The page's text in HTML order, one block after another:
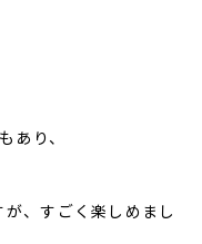
あり、
、すごく楽しめまし